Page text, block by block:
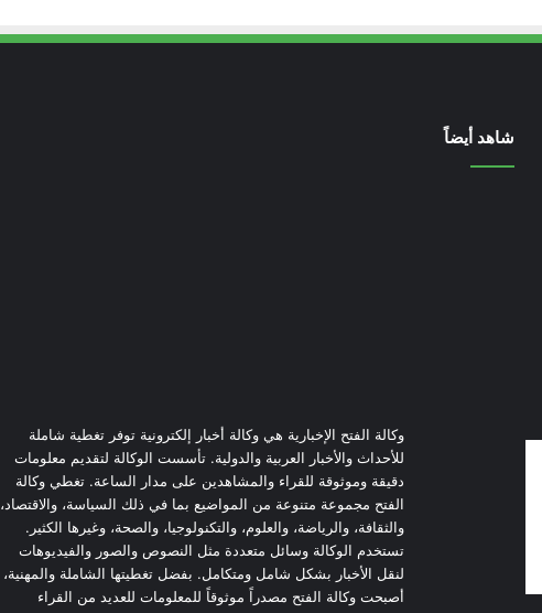
شاهد أيضاً
وكالة الفتح الإخبارية هي وكالة أخبار إلكترونية توفر تغطية شاملة
للأحداث والأخبار العربية والدولية. تأسست الوكالة لتقديم معلومات
دقيقة وموثوقة للقراء والمشاهدين على مدار الساعة. تغطي وكالة
الفتح مجموعة متنوعة من المواضيع بما في ذلك السياسة، والاقتصاد،
والثقافة، والرياضة، والعلوم، والتكنولوجيا، والصحة، وغيرها الكثير.
تستخدم الوكالة وسائل متعددة مثل النصوص والصور والفيديوهات
لنقل الأخبار بشكل شامل ومتكامل. بفضل تغطيتها الشاملة والمهنية،
أصبحت وكالة الفتح مصدراً موثوقاً للمعلومات للعديد من القراء